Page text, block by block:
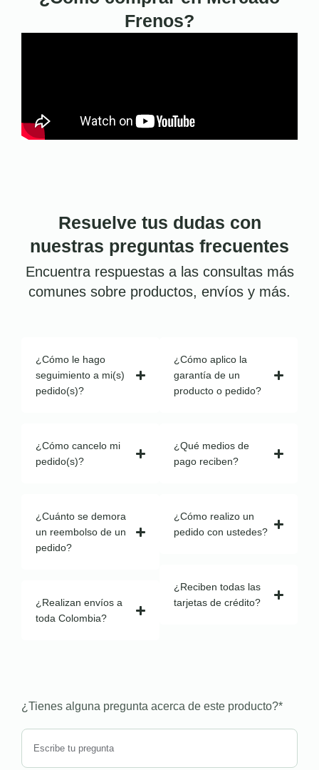
Frenos?
Resuelve tus dudas con
nuestras preguntas frecuentes
Encuentra respuestas a las consultas más
comunes sobre productos, envíos y más.
¿Cómo le hago
seguimiento a mi(s)
pedido(s)?
¿Cómo cancelo mi
pedido(s)?
¿Cuánto se demora
un reembolso de un
pedido?
¿Realizan envíos a
toda Colombia?
¿Cómo aplico la
garantía de un
producto o pedido?
¿Qué medios de
pago reciben?
¿Cómo realizo un
pedido con ustedes?
¿Reciben todas las
tarjetas de crédito?
¿Tienes alguna pregunta acerca de este producto?*